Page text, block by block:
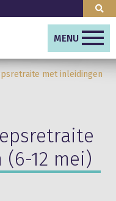
MENU
met inleidingen
12 mei)